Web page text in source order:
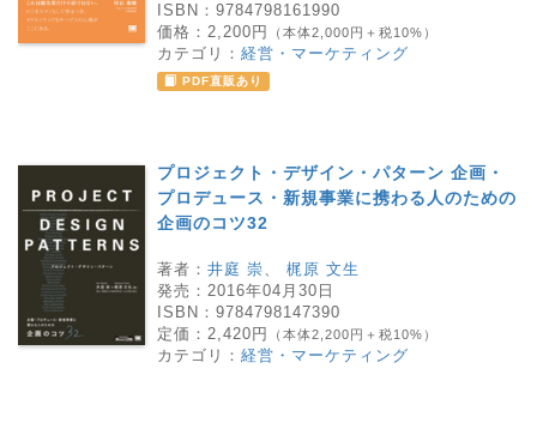
ISBN： 9784798161990
価格： 2,200円 （本体2,000円＋税10%）
カテゴリ： 経営・マーケティング
PDF直販あり
プロジェクト・デザイン・パターン 企画・
プロデュース・新規事業に携わる人のための
企画のコツ32
著者： 井庭 崇
梶原 文生
発売： 2016年04月30日
ISBN： 9784798147390
定価： 2,420円 （本体2,200円＋税10%）
カテゴリ： 経営・マーケティング